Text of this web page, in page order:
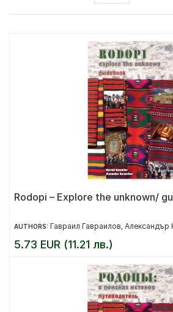
Rodopi – Explore the unknown/
AUTHORS: Гавраил Гавраилов Александър
5.73 EUR (11.21 лв.)